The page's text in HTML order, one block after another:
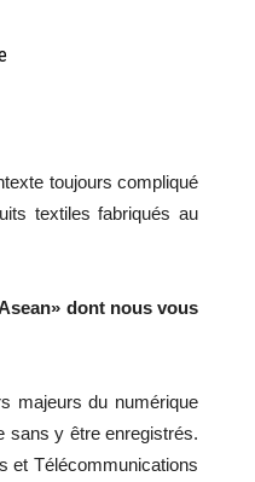
toujours compliqué
textiles fabriqués au
dont nous vous
majeurs du numérique
sans y être enregistrés.
et Télécommunications